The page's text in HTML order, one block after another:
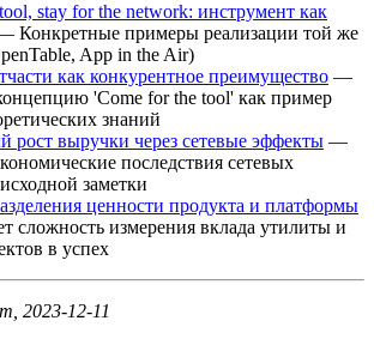
stay for the network: инструмент как
Конкретные примеры реализации той же
App in the Air)
как конкурентное преимущество —
'Come for the tool' как пример
знаний
рост выручки через сетевые эффекты —
последствия сетевых
заметки
ценности продукта и платформы
сложность измерения вклада утилиты и
в успех
2023-12-11